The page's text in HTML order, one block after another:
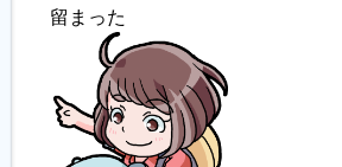
留まった